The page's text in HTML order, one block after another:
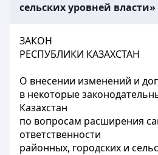
сельских уровней власти»
ЗАКОН
РЕСПУБЛИКИ КАЗАХСТАН
О внесении изменений и
в некоторые
Казахстан
по вопросам расширения
ответственности
районных, городских и